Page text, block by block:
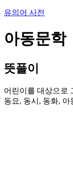
유의어 사전
아동문학
뜻풀이
어린이를 대상으로
동요, 동시, 동화, 아